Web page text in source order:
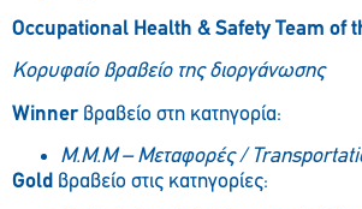
Occupational Health & Safety Team of
Κορυφαίο βραβείο της διοργάνωσης
Winner βραβείο στη κατηγορία:
Μ.Μ.Μ–Μεταφορές/
Gold βραβείο στις κατηγορίες: